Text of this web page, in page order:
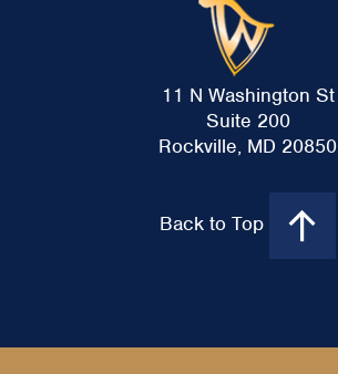
11 N Washington St
Suite 200
Rockville, MD 20850
Back to Top